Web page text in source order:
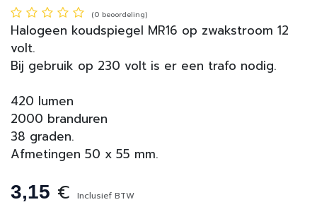
(0 beoordeling)
Halogeen koudspiegel MR16 op zwakstroom 12
volt.
Bij gebruik op 230 volt is er een trafo nodig.
420 lumen
2000 branduren
38 graden.
Afmetingen 50 x 55 mm.
3,15 € Inclusief BTW